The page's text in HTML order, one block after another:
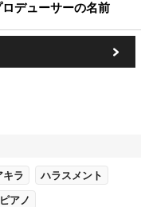
デューサーの名前
キラ ハラスメント
ピアノ